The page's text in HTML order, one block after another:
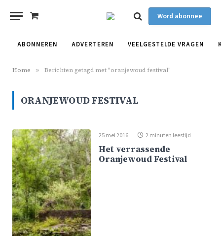
Shopping
Word abonnee
ABONNEREN ADVERTEREN VEELGESTELDE VRAGEN
Home » Berichten getagd met "oranjewoud festival"
ORANJEWOUD FESTIVAL
25 mei 2016 2 minuten leestijd
Het verrassende
Oranjewoud Festival